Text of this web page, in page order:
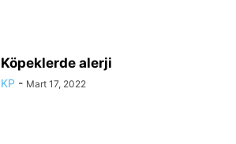
Köpeklerde alerji
KP - Mart 17, 2022